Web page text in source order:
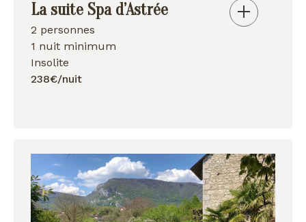
La suite Spa d’Astrée
2 personnes
1 nuit minimum
Insolite
238€/nuit